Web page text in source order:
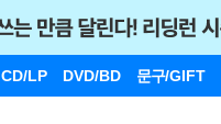
CD/LP DVD/BD 문구/GIFT